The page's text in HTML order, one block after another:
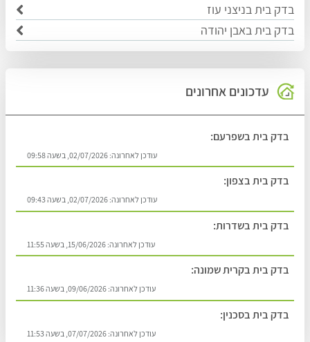
בדק בית בניצני עוז
בדק בית באבן יהודה
עדכונים אחרונים
בדק בית בשפרעם:
עודכן לאחרונה: 02/07/2026, בשעה 09:58
בדק בית בצפון:
עודכן לאחרונה: 02/07/2026, בשעה 09:43
בדק בית בשדרות:
עודכן לאחרונה: 15/06/2026, בשעה 11:55
בדק בית בקרית שמונה:
עודכן לאחרונה: 09/06/2026, בשעה 11:36
בדק בית בסכנין:
עודכן לאחרונה: 07/07/2026, בשעה 11:53